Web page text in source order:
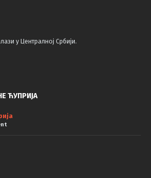
у Централној Србији.
ЋУПРИЈА